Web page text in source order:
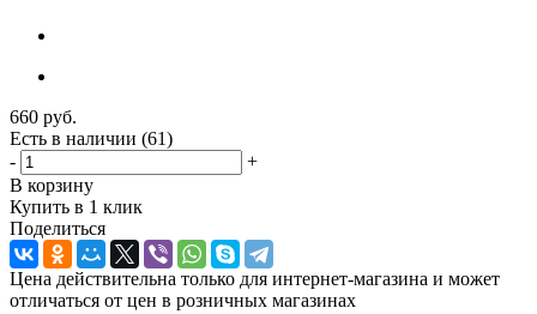
660 руб.
Есть в наличии (61)
-
+
В корзину
Купить в 1 клик
Поделиться
Цена действительна только для интернет-магазина и может
отличаться от цен в розничных магазинах